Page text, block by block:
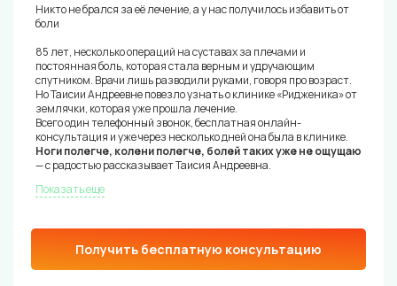
Никто не брался за её лечение, а у нас получилось избавить от
боли
85 лет, несколько операций на суставах за плечами и
постоянная боль, которая стала верным и удручающим
спутником. Врачи лишь разводили руками, говоря про возраст.
Но Таисии Андреевне повезло узнать о клинике «Ридженика» от
землячки, которая уже прошла лечение.
Всего один телефонный звонок, бесплатная онлайн-
консультация и уже через несколько дней она была в клинике.
Ноги полегче, колени полегче, болей таких уже не ощущаю
— с радостью рассказывает Таисия Андреевна.
Показать еще
Получить бесплатную консультацию